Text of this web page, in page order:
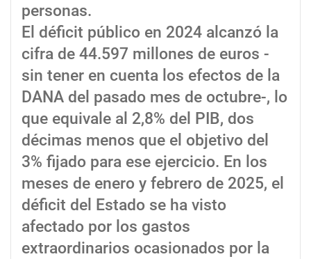
personas.
El déficit público en 2024 alcanzó la
cifra de 44.597 millones de euros -
sin tener en cuenta los efectos de la
DANA del pasado mes de octubre-, lo
que equivale al 2,8% del PIB, dos
décimas menos que el objetivo del
3% fijado para ese ejercicio. En los
meses de enero y febrero de 2025, el
déficit del Estado se ha visto
afectado por los gastos
extraordinarios ocasionados por la